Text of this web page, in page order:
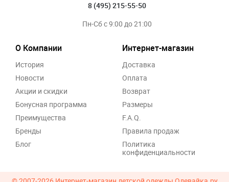
8 (495) 215-55-50
Пн-Сб с 9:00 до 21:00
О Компании
История
Новости
Акции и скидки
Бонусная программа
Преимущества
Бренды
Блог
Интернет-магазин
Доставка
Оплата
Возврат
Размеры
F.A.Q.
Правила продаж
Политика
конфиденциальности